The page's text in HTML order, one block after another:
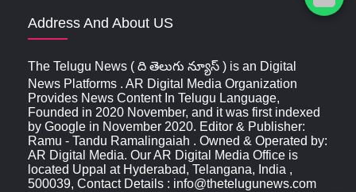
Address And About US
The Telugu News ( ది తెలుగు న్యూస్‌ ) is an Digital
News Platforms . AR Digital Media Organization
Provides News Content In Telugu Language,
Founded in 2020 November, and it was first indexed
by Google in November 2020. Editor & Publisher:
Ramu - Tandu Ramalingaiah . Owned & Operated by:
AR Digital Media. Our AR Digital Media Office is
located Uppal at Hyderabad, Telangana, India ,
500039, Contact Details : info@thetelugunews.com